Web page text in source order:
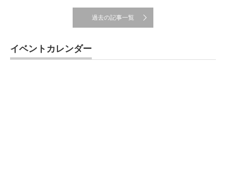
過去の記事一覧
イベントカレンダー